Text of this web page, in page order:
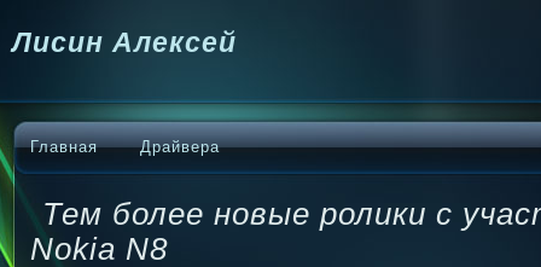
Лисин Алексей
Главная Драйвера
Тем более новые ролики с
Nokia N8